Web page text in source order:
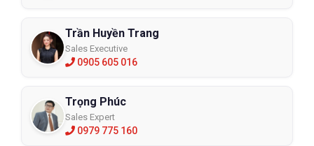
Trần Huyền Trang
Sales Executive
0905 605 016
Trọng Phúc
Sales Expert
0979 775 160